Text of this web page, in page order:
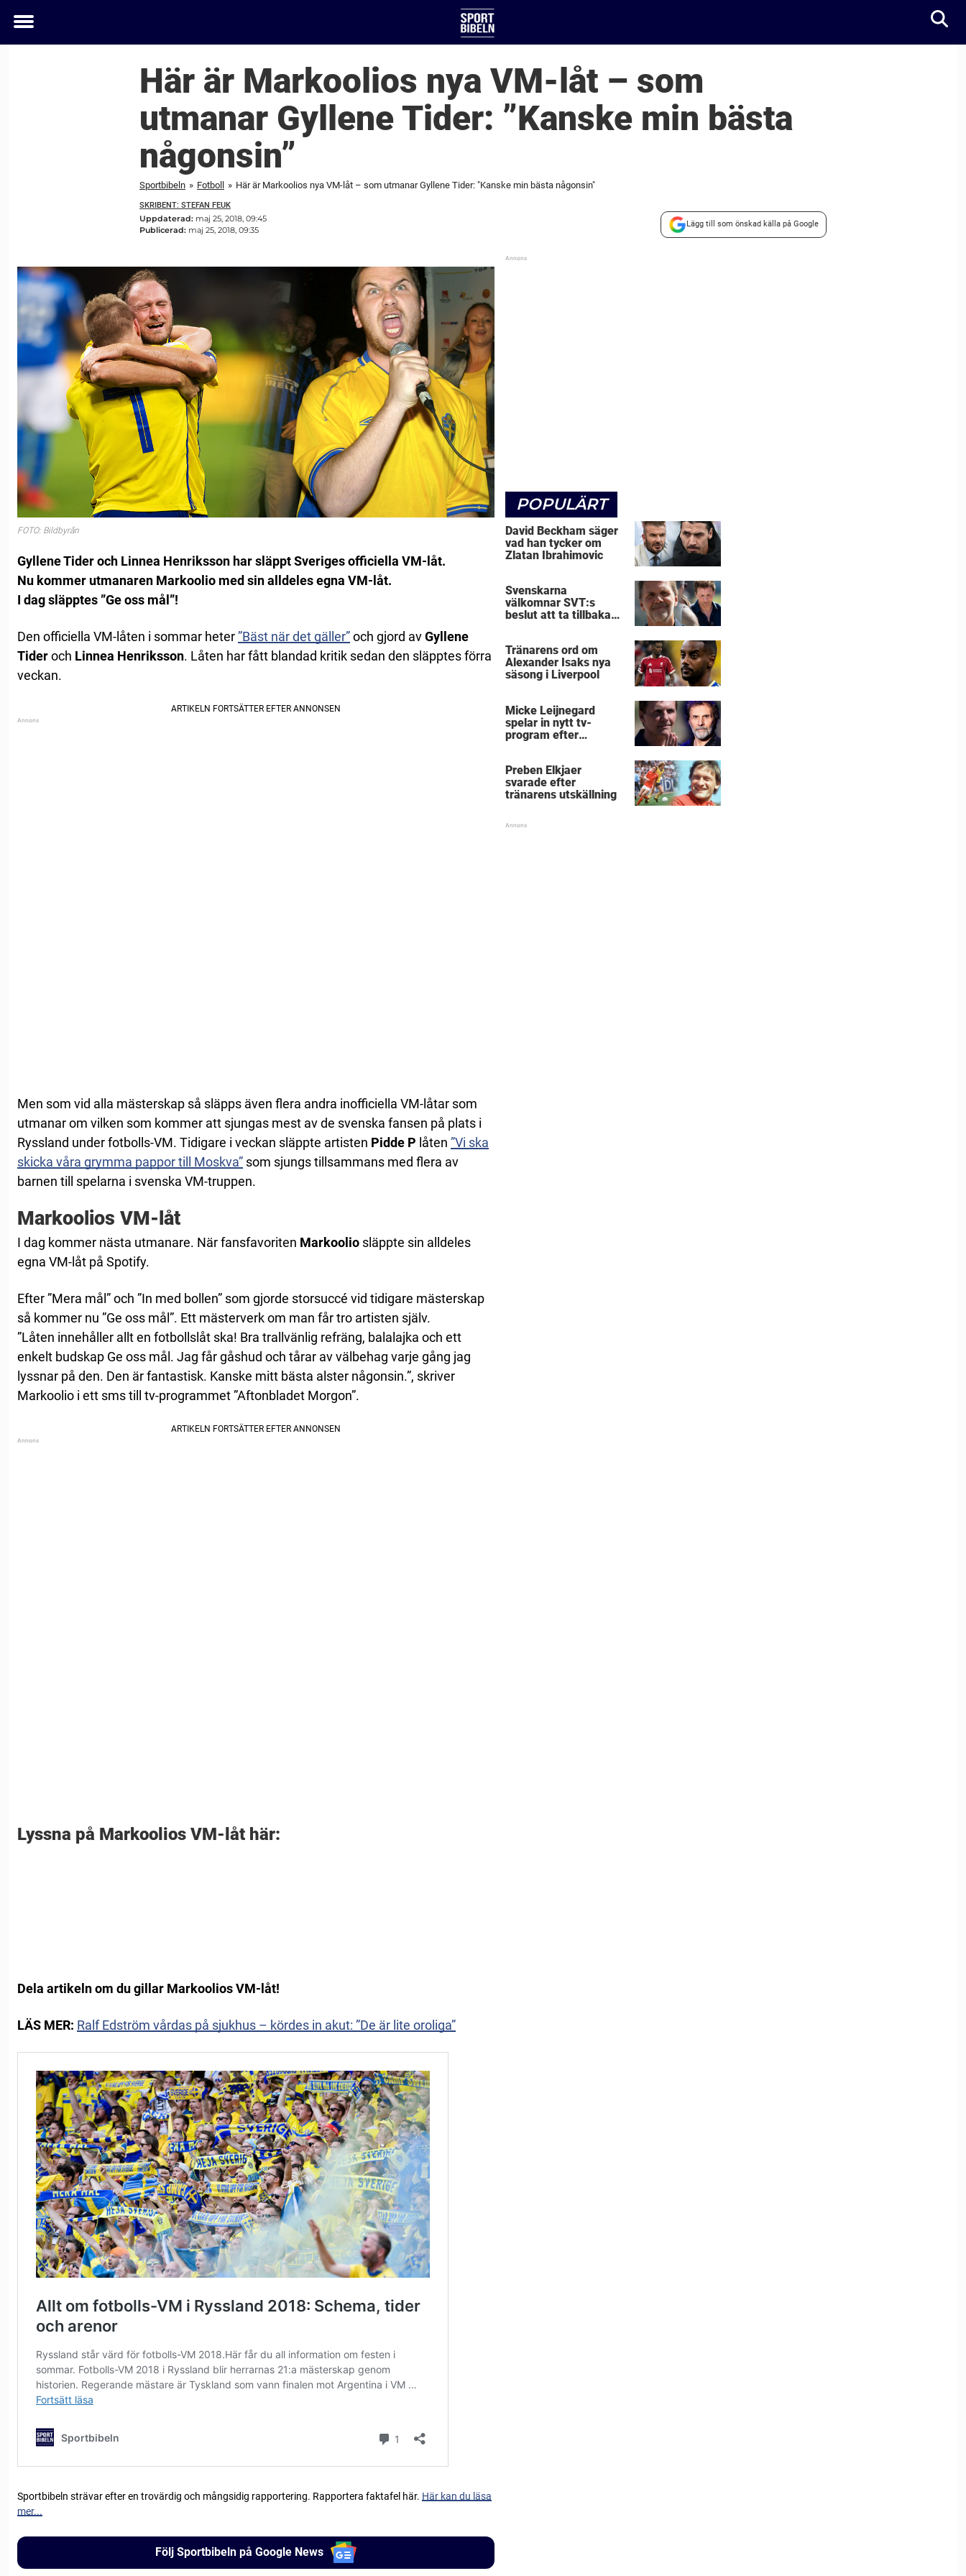
Toggle
Här är Markoolios nya VM-låt – som
utmanar Gyllene Tider: ”Kanske min bästa
någonsin”
Sportbibeln » Fotboll » Här är Markoolios nya VM-låt – som utmanar Gyllene Tider: "Kanske min bästa någonsin"
SKRIBENT: STEFAN FEUK
Uppdaterad: maj 25, 2018, 09:45
Publicerad: maj 25, 2018, 09:35
Lägg till som önskad källa på Google
FOTO: Bildbyrån
Gyllene Tider och Linnea Henriksson har släppt Sveriges officiella VM-låt.
Nu kommer utmanaren Markoolio med sin alldeles egna VM-låt.
I dag släpptes ”Ge oss mål”!
Den officiella VM-låten i sommar heter”Bäst när det gäller”och gjord avGyllene
Tideroch Linnea Henriksson. Låten har fått blandad kritik sedan den släpptes förra
veckan.
Men som vid alla mästerskap så släpps även flera andra inofficiella VM-låtar som
utmanar om vilken som kommer att sjungas mest av de svenska fansen på plats i
Ryssland under fotbolls-VM. Tidigare i veckan släppte artisten Pidde P låten ”Vi ska
skicka våra grymma pappor till Moskva” som sjungs tillsammans med flera av
barnen till spelarna i svenska VM-truppen.
Markoolios VM-låt
I dag kommer nästa utmanare. När fansfavoriten Markoolio släppte sin alldeles
egna VM-låt på Spotify.
Efter ”Mera mål” och ”In med bollen” som gjorde storsuccé vid tidigare mästerskap
så kommer nu ”Ge oss mål”. Ett mästerverk om man får tro artisten själv.
”Låten innehåller allt en fotbollslåt ska! Bra trallvänlig refräng, balalajka och ett
enkelt budskap Ge oss mål. Jag får gåshud och tårar av välbehag varje gång jag
lyssnar på den. Den är fantastisk. Kanske mitt bästa alster någonsin.”, skriver
Markoolio i ett sms till tv-programmet ”Aftonbladet Morgon”.
Lyssna på Markoolios VM-låt här:
Dela artikeln om du gillar Markoolios VM-låt!
LÄS MER: Ralf Edström vårdas på sjukhus – kördes in akut: ”De är lite oroliga”
Sportbibeln strävar efter en trovärdig och mångsidig rapportering. Rapportera faktafel här. Här kan du läsa
mer...
Följ Sportbibeln på Google News
POPULÄRT
David Beckham säger
vad han tycker om
Zlatan Ibrahimovic
Svenskarna
välkomnar SVT:s
beslut att ta tillbaka
Tränarens ord om
Alexander Isaks nya
säsong i Liverpool
Micke Leijnegard
spelar in nytt tv-
program efter
Preben Elkjaer
svarade efter
tränarens utskällning